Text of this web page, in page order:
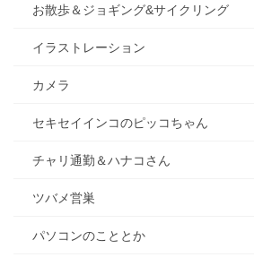
お散歩＆ジョギング&サイクリング
イラストレーション
カメラ
セキセイインコのピッコちゃん
チャリ通勤＆ハナコさん
ツバメ営巣
パソコンのこととか